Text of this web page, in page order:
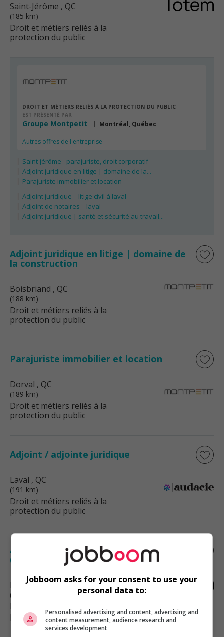
Saint-Jérôme , QC
(185 km)
Droit et métiers reliés à la
protection du public
DROIT ET MÉTIERS RELIÉS À LA PROTECTION DU PUBLIC
EST PRÉSENTÉ PAR
Groupe Montpetit Montréal, Québec
Autres offres de l'entreprise
Saint-jérôme - parajuriste, droit corporatif
Adjoint juridique en litige | domaine de la...
Parajuriste immobilier et location
Adjoint juridique – litige civil à laval
Adjoint de notaires – laval
Adjoint juridique | santé et sécurité au travail...
Adjoint juridique en litige | domaine de
la construction
Boisbriand , QC
(188 km)
Droit et métiers reliés à la
protection du public
Parajuriste immobilier et location
Dorval , QC
(189 km)
Droit et métiers reliés à la
protection du public
Adjoint / adjointe juridique
Laval , QC
(191 km)
Droit et métiers reliés à la
protection du public
Adjoint.e juridique - droit immobilier 3+
(ss - 15403)
Laval, QC
(192 km)
protection du public
Jobboom asks for your consent to use your
personal data to:
Personalised advertising and content, advertising and
content measurement, audience research and
services development